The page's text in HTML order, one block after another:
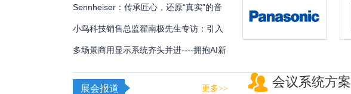
BRC-AM7在宁波射击世界杯中的系统化应
用
Sennheiser：传承匠心，还原“真实”的音
频体验
小鸟科技销售总监翟南极先生专访：引入
AI，在新赛道甩开竞争对手
多场景商用显示系统齐头并进----拥抱AI新
时代，不断提升商显技术和显示效果
展会报道 更多>> 会议系统方案